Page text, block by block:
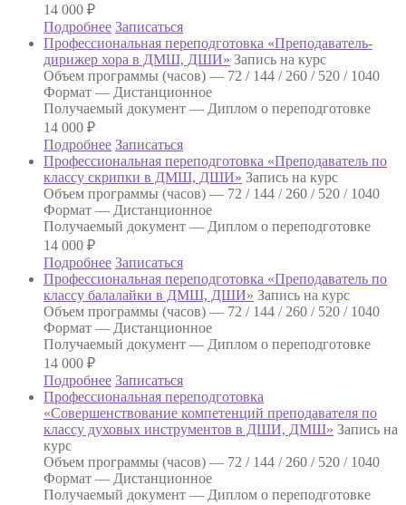
14 000 ₽
Подробнее Записаться
Профессиональная переподготовка «Преподаватель-
дирижер хора в ДМШ, ДШИ» Запись на курс
Объем программы (часов) — 72 / 144 / 260 / 520 / 1040
Формат — Дистанционное
Получаемый документ — Диплом о переподготовке
14 000 ₽
Подробнее Записаться
Профессиональная переподготовка «Преподаватель по
классу скрипки в ДМШ, ДШИ» Запись на курс
Объем программы (часов) — 72 / 144 / 260 / 520 / 1040
Формат — Дистанционное
Получаемый документ — Диплом о переподготовке
14 000 ₽
Подробнее Записаться
Профессиональная переподготовка «Преподаватель по
классу балалайки в ДМШ, ДШИ» Запись на курс
Объем программы (часов) — 72 / 144 / 260 / 520 / 1040
Формат — Дистанционное
Получаемый документ — Диплом о переподготовке
14 000 ₽
Подробнее Записаться
Профессиональная переподготовка
«Совершенствование компетенций преподавателя по
классу духовых инструментов в ДШИ, ДМШ» Запись на
курс
Объем программы (часов) — 72 / 144 / 260 / 520 / 1040
Формат — Дистанционное
Получаемый документ — Диплом о переподготовке